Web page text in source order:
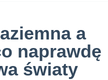
a
naprawdę
światy